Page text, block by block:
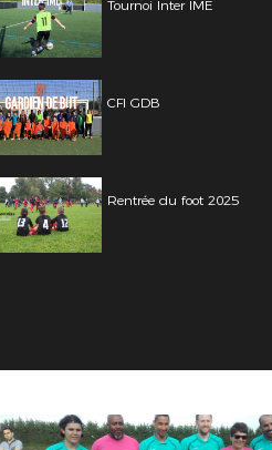
Tournoi Inter IME
CFI GDB
Rentrée du foot 2025